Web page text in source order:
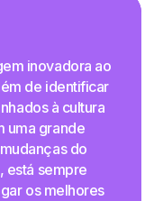
inovadora ao
de identificar
à cultura
uma grande
do
está sempre
os melhores